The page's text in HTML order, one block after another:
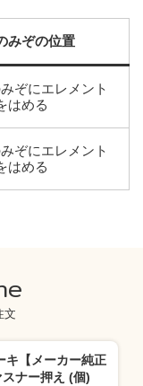
みぞの位置
ぞにエレメント
はめる
ぞにエレメント
はめる
文
キ【メーカー純正
ナー押え (個)